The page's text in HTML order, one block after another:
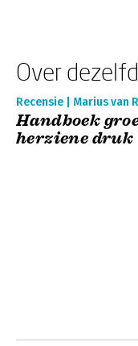
Over
Recensie | Marius van
Handboek
herziene druk